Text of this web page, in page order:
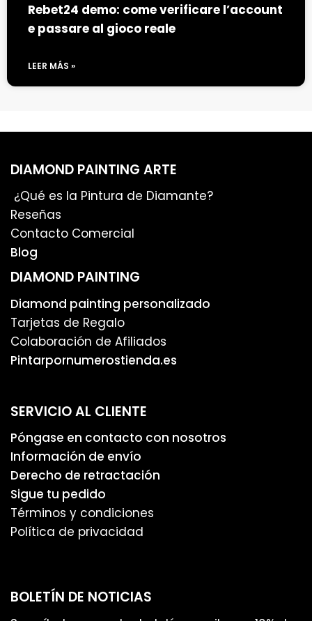
Rebet24 demo: come verificare l’account
e passare al gioco reale
LEER MÁS »
DIAMOND PAINTING ARTE
¿Qué es la Pintura de Diamante?
Reseñas
Contacto Comercial
Blog
DIAMOND PAINTING
Diamond painting personalizado
Tarjetas de Regalo
Colaboración de Afiliados
Pintarpornumerostienda.es
SERVICIO AL CLIENTE
Póngase en contacto con nosotros
Información de envío
Derecho de retractación
Sigue tu pedido
Términos y condiciones
Política de privacidad
BOLETÍN DE NOTICIAS